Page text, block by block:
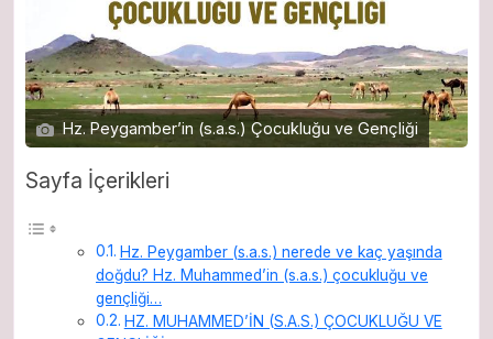
Hz. Peygamber’in (s.a.s.) Çocukluğu ve Gençliği
Sayfa İçerikleri
Hz. Peygamber (s.a.s.) nerede ve kaç yaşında
doğdu? Hz. Muhammed’in (s.a.s.) çocukluğu ve
gençliği…
HZ. MUHAMMED’İN (S.A.S.) ÇOCUKLUĞU VE